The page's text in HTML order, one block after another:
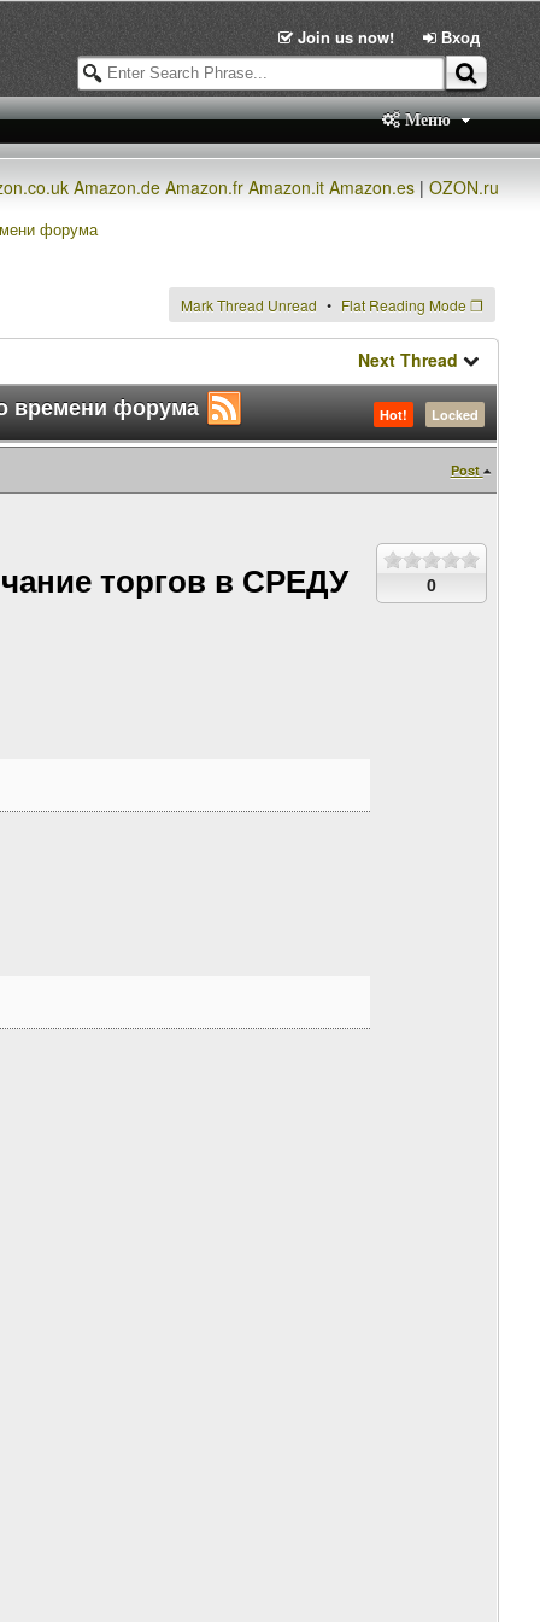
Join us now! Вход
Меню
Amazon.de Amazon.fr Amazon.it Amazon.es |OZON.ru
форума
Mark Thread Unread Flat Reading Mode❐
Next Thread
Locked
Hot!
времени форума
Post
0
торгов в СРЕДУ